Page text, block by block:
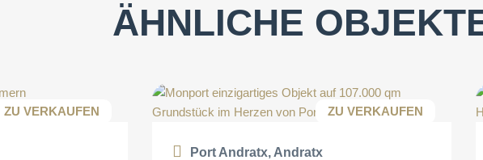
ÄHNLICHE
ZU VERKAUFEN ZU VERKAUFEN
Port Andratx, Andratx